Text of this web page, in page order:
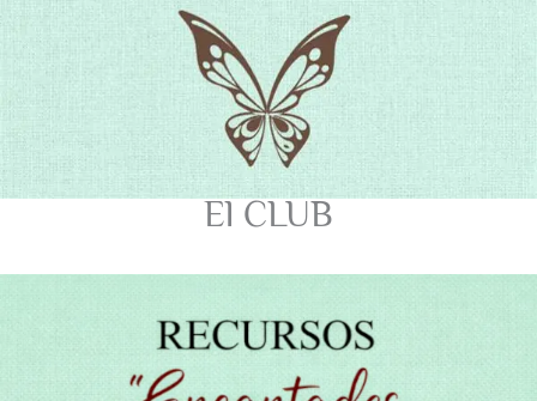
El CLUB